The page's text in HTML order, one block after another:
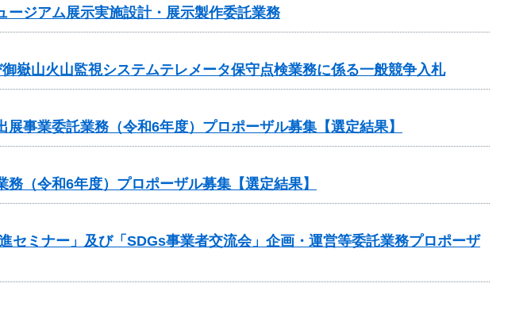
ージアム展示実施設計・展示製作委託業務
嶽山火山監視システムテレメータ保守点検業務に係る一般競争入札
事業委託業務（令和6年度）プロポーザル募集【選定結果】
（令和6年度）プロポーザル募集【選定結果】
セミナー」及び「SDGs事業者交流会」企画・運営等委託業務プロポーザ